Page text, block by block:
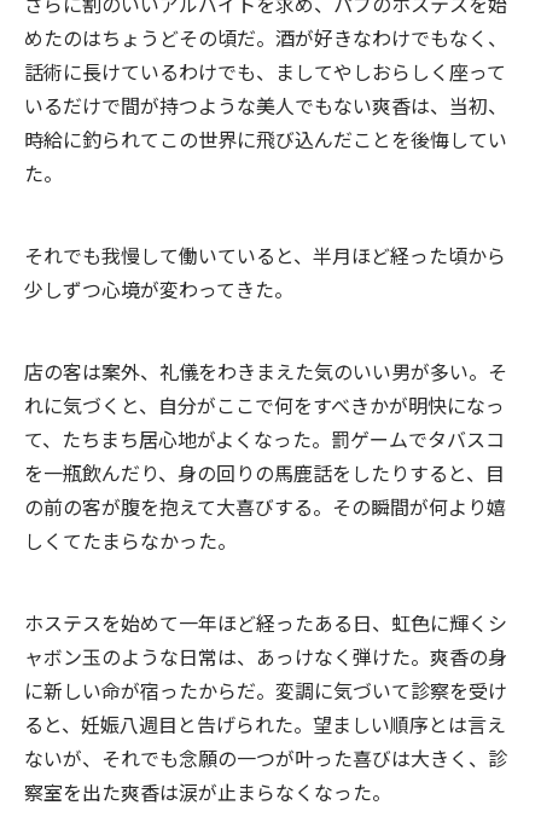
めたのはちょうどその頃だ。酒が好きなわけでもなく、
話術に長けているわけでも、ましてやしおらしく座って
いるだけで間が持つような美人でもない爽香は、当初、
時給に釣られてこの世界に飛び込んだことを後悔してい
た。
それでも我慢して働いていると、半月ほど経った頃から
少しずつ心境が変わってきた。
店の客は案外、礼儀をわきまえた気のいい男が多い。そ
れに気づくと、自分がここで何をすべきかが明快になっ
て、たちまち居心地がよくなった。罰ゲームでタバスコ
を一瓶飲んだり、身の回りの馬鹿話をしたりすると、目
の前の客が腹を抱えて大喜びする。その瞬間が何より嬉
しくてたまらなかった。
ホステスを始めて一年ほど経ったある日、虹色に輝くシ
ャボン玉のような日常は、あっけなく弾けた。爽香の身
に新しい命が宿ったからだ。変調に気づいて診察を受け
ると、妊娠八週目と告げられた。望ましい順序とは言え
ないが、それでも念願の一つが叶った喜びは大きく、診
察室を出た爽香は涙が止まらなくなった。